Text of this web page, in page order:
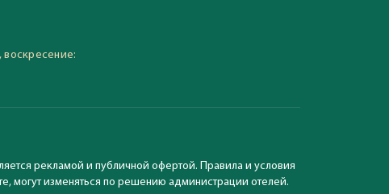
воскресение:
рекламой и публичной офертой. Правила и условия
могут изменяться по решению администрации отелей.